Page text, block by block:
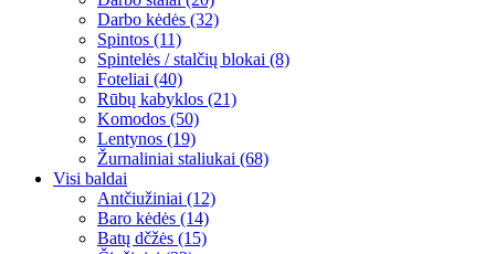
Darbo kėdės (32)
Spintos (11)
Spintelės / stalčių blokai (8)
Foteliai (40)
Rūbų kabyklos (21)
Komodos (50)
Lentynos (19)
Žurnaliniai staliukai (68)
Visi baldai
Antčiužiniai (12)
Baro kėdės (14)
Batų dčžės (15)